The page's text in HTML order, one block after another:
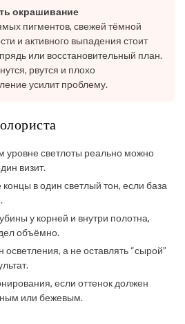
окрашивание
пигментов, свежей тёмной
и активного выпадения стоит
или восстановительный план.
рвутся и плохо
усилит проблему.
уровне светлоты реально можно
визит.
в один светлый тон, если база
у корней и внутри полотна,
объёмно.
а не оставлять “сырой”
если оттенок должен
или бежевым.